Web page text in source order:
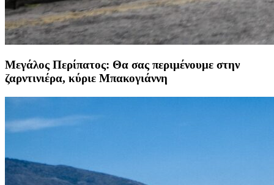
Μεγάλος Περίπατος: Θα σας περιμένουμε στην
ζαρντινιέρα, κύριε Μπακογιάννη